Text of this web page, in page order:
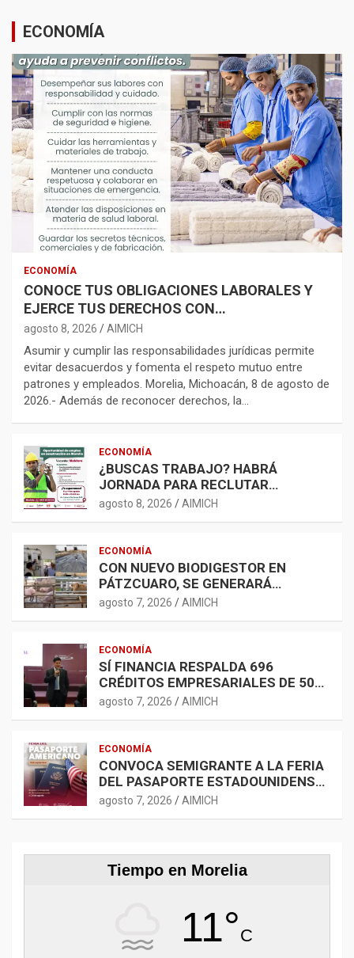
ECONOMÍA
ECONOMÍA
CONOCE TUS OBLIGACIONES LABORALES Y
EJERCE TUS DERECHOS CON
RESPONSABILIDAD
agosto 8, 2026 AIMICH
Asumir y cumplir las responsabilidades jurídicas permite
evitar desacuerdos y fomenta el respeto mutuo entre
patrones y empleados. Morelia, Michoacán, 8 de agosto de
2026.- Además de reconocer derechos, la…
ECONOMÍA
¿BUSCAS TRABAJO? HABRÁ
JORNADA PARA RECLUTAR
PERSONAL PARA LA
agosto 8, 2026 AIMICH
ECONOMÍA
CON NUEVO BIODIGESTOR EN
PÁTZCUARO, SE GENERARÁ
ENERGÍA LIMPIA Y
agosto 7, 2026 AIMICH
ECONOMÍA
SÍ FINANCIA RESPALDA 696
CRÉDITOS EMPRESARIALES DE 500
MIL A 5 MDP
agosto 7, 2026 AIMICH
ECONOMÍA
CONVOCA SEMIGRANTE A LA FERIA
DEL PASAPORTE ESTADOUNIDENSE
2026
agosto 7, 2026 AIMICH
Tiempo en Morelia
11°C